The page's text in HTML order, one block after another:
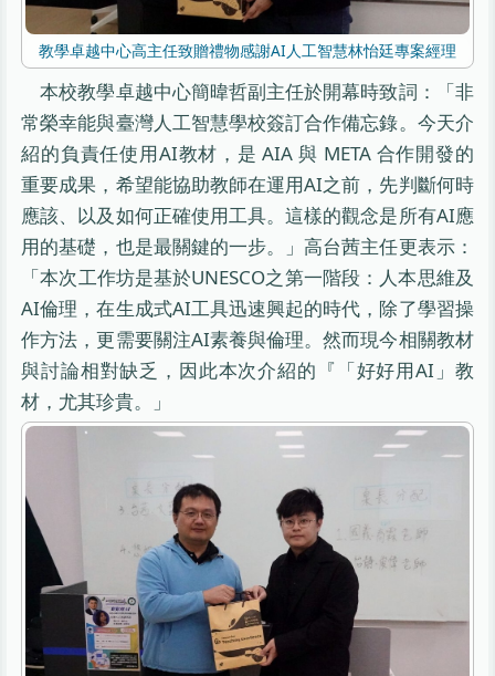
教學卓越中心高主任致贈禮物感謝AI人工智慧林怡廷專案經理
本校教學卓越中心簡暐哲副主任於開幕時致詞：「非
常榮幸能與臺灣人工智慧學校簽訂合作備忘錄。今天介
紹的負責任使用AI教材，是 AIA 與 META 合作開發的
重要成果，希望能協助教師在運用AI之前，先判斷何時
應該、以及如何正確使用工具。這樣的觀念是所有AI應
用的基礎，也是最關鍵的一步。」高台茜主任更表示：
「本次工作坊是基於UNESCO之第一階段：人本思維及
AI倫理，在生成式AI工具迅速興起的時代，除了學習操
作方法，更需要關注AI素養與倫理。然而現今相關教材
與討論相對缺乏，因此本次介紹的『「好好用AI」教
材，尤其珍貴。」